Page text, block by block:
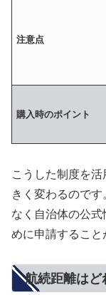
注意点
購入時のポイント
こうした制度を
きく変わるので
なく自治体の公
めに申請すること
航続距離はど